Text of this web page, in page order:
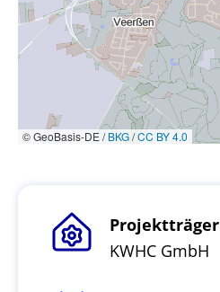
© GeoBasis-DE /BKG/CC BY 4.0
Projektträger
KWHC GmbH